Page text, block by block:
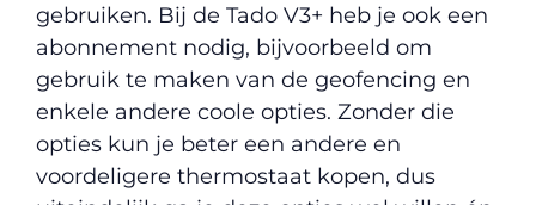
gebruiken. Bij de Tado V3+ heb je ook een
abonnement nodig, bijvoorbeeld om
gebruik te maken van de geofencing en
enkele andere coole opties. Zonder die
opties kun je beter een andere en
voordeligere thermostaat kopen, dus